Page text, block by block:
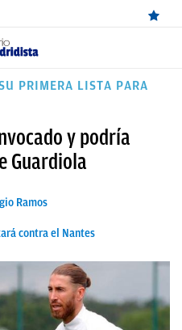
PRIMERA LISTA PARA
y podría
Guardiola
Ramos
contra el Nantes